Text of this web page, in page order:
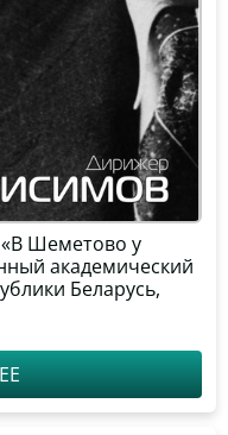
Шеметово у
академический
Беларусь,
солист –